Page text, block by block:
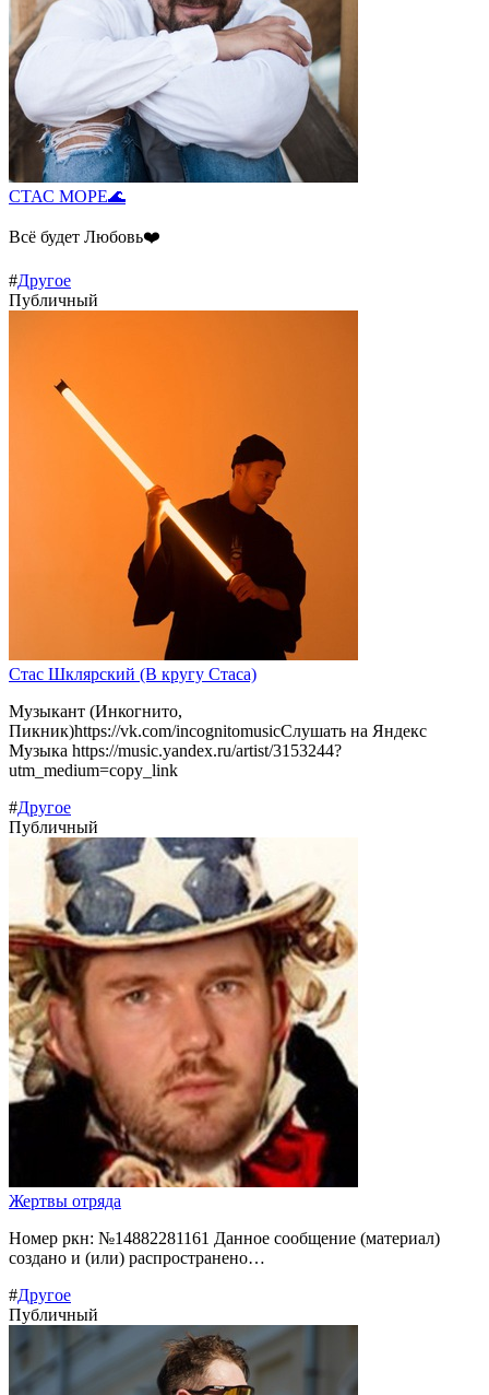
СТАС МОРЕ🌊
Всё будет Любовь❤️
#Другое
Публичный
Стас Шклярский (В кругу Стаса)
Музыкант (Инкогнито,
Пикник)https://vk.com/incognitomusicСлушать на Яндекс
Музыка https://music.yandex.ru/artist/3153244?
utm_medium=copy_link
#Другое
Публичный
Жертвы отряда
Номер ркн: №14882281161 Данное сообщение (материал)
создано и (или) распространено…
#Другое
Публичный